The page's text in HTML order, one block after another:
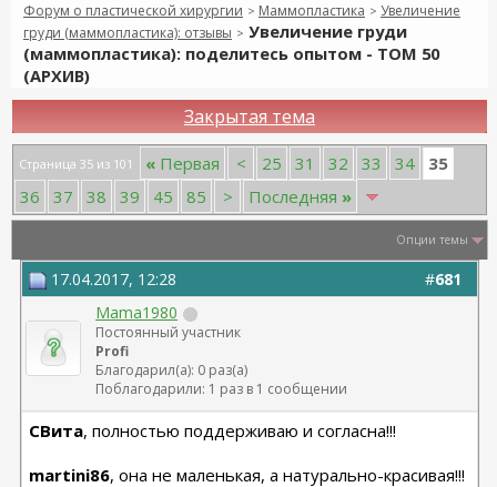
Форум о пластической хирургии > Маммопластика > Увеличение
груди (маммопластика): отзывы > Увеличение груди
(маммопластика): поделитесь опытом - ТОМ 50
(АРХИВ)
Закрытая тема
Страница 35 из 101 « Первая < 25 31 32 33 34
35
36
37 38 39 45 85 > Последняя »
Опции темы
#681
17.04.2017, 12:28
Mama1980
Постоянный участник
Profi
Благодарил(а): 0 раз(а)
Поблагодарили: 1 раз в 1 сообщении
СВита, полностью поддерживаю и согласна!!!
martini86, она не маленькая, а натурально-красивая!!!